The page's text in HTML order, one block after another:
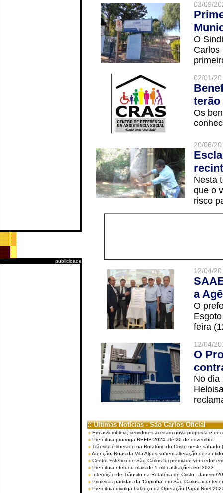
publicidade
03/09/
O
Carlos
02/01/
terão
Os
20/06/
Nesta
que o
risco
12/04/
a
O
feira
12/04/
O
No dia
:: Últimas Notícias - São Carlos Oficial
Em assembleia, servidores aceitam nova proposta e
Prefeitura prorroga REFIS 2024 até 20 de dezembro
Trânsito é liberado na Rotatório do Cristo neste sábado
Atenção: Ruas da Vila Alpes sofrem alteração de
Centro Estético de São Carlos foi premiado vencedor
Prefeitura efetuou mais de 5 mil castrações em 2023
Interdição de Trânsito na Rotatória do Cristo - Janeiro/
Primeiras partidas da ‘Copinha’ em São Carlos
Prefeitura divulga balanço da Operação Papai Noel